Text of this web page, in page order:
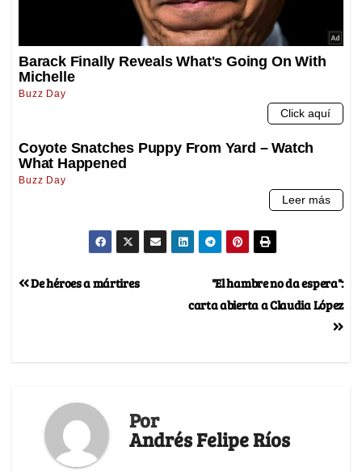
"El hambre no da espera":
carta abierta a Claudia López
De héroes a mártires
Por
Andrés Felipe Ríos